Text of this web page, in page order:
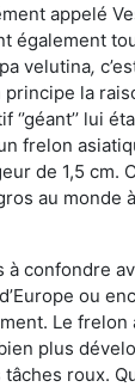
appelé
également
velutina,
principe la
lui
frelon
de 1,5 cm.
au monde
à confondre
ou
Le frelon
plus
roux.